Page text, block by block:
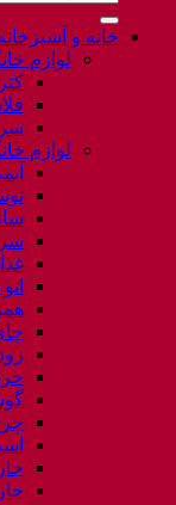
خانه و
لوازم
لوازم